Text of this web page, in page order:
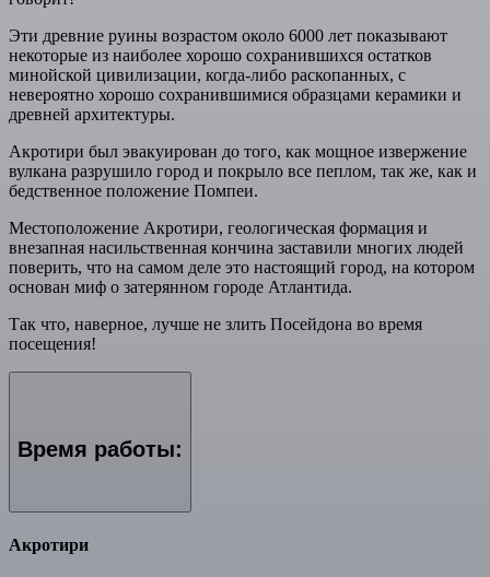
Эти древние руины возрастом около 6000 лет показывают
некоторые из наиболее хорошо сохранившихся остатков
минойской цивилизации, когда-либо раскопанных, с
невероятно хорошо сохранившимися образцами керамики и
древней архитектуры.
Акротири был эвакуирован до того, как мощное извержение
вулкана разрушило город и покрыло все пеплом, так же, как и
бедственное положение Помпеи.
Местоположение Акротири, геологическая формация и
внезапная насильственная кончина заставили многих людей
поверить, что на самом деле это настоящий город, на котором
основан миф о затерянном городе Атлантида.
Так что, наверное, лучше не злить Посейдона во время
посещения!
Время работы:
Акротири